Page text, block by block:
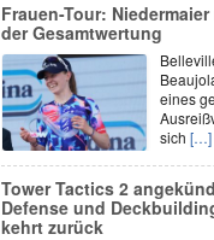
Frauen-Tour:
der Gesamtwertung
eines
sich […]
Tower Tactics 2
Defense und
kehrt zurück